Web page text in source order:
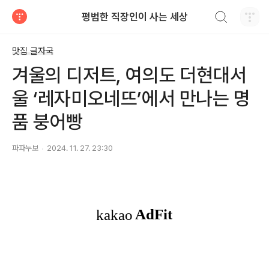
평범한 직장인이 사는 세상
맛집 글자국
겨울의 디저트, 여의도 더현대서
울 ‘레자미오네뜨’에서 만나는 명
품 붕어빵
파파누보 2024. 11. 27. 23:30